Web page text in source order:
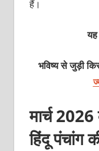
हैं।
भविष्य से जुड़ी
मार्च
हिंदू पंचांग